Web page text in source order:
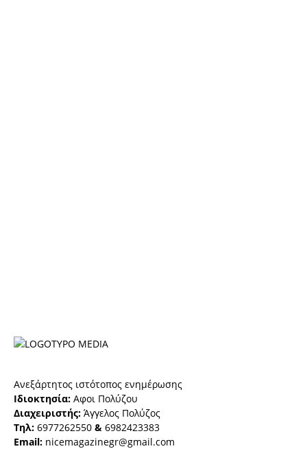
Ανεξάρτητος ιστότοπος ενημέρωσης
Ιδιοκτησία: Αφοι Πολύζου
Διαχειριστής: Άγγελος Πολύζος
Τηλ: 6977262550 & 6982423383
Email: nicemagazinegr@gmail.com